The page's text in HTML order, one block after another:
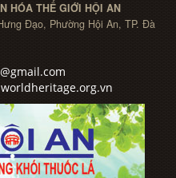
HÓA THẾ GIỚI HỘI AN
Đạo, Phường Hội An, TP. Đà